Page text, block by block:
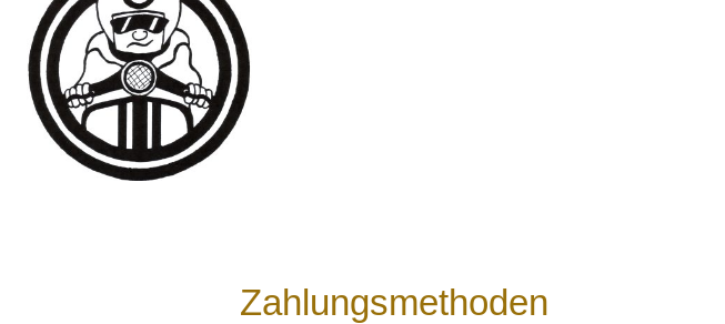
Zahlungsmethoden